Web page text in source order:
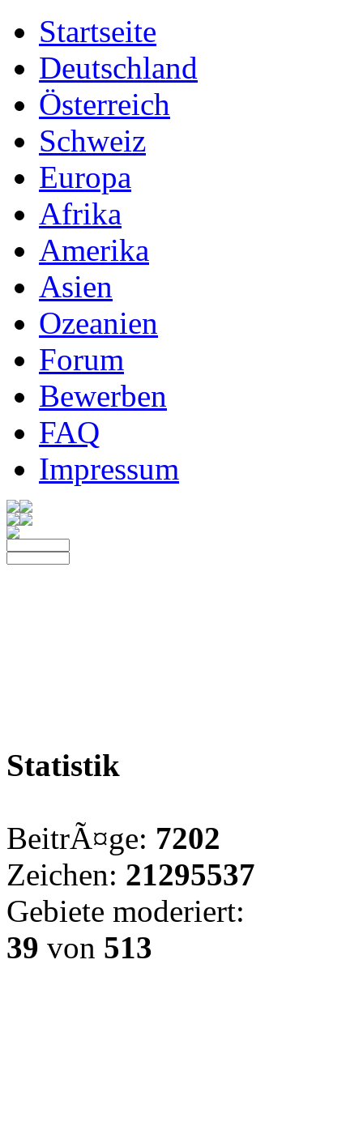
Startseite
Deutschland
Österreich
Schweiz
Europa
Afrika
Amerika
Asien
Ozeanien
Forum
Bewerben
FAQ
Impressum
Statistik
BeitrÃ¤ge: 7202
Zeichen: 21295537
Gebiete moderiert:
39 von 513